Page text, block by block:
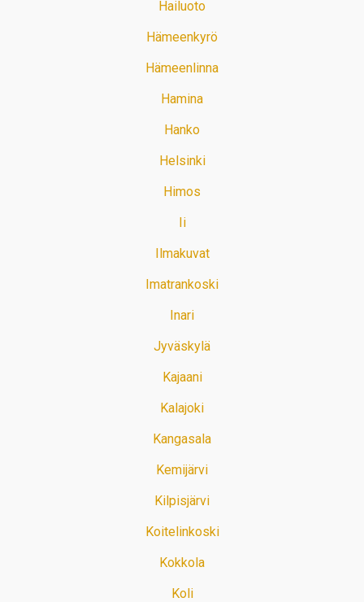
Hailuoto
Hämeenkyrö
Hämeenlinna
Hamina
Hanko
Helsinki
Himos
Ii
Ilmakuvat
Imatrankoski
Inari
Jyväskylä
Kajaani
Kalajoki
Kangasala
Kemijärvi
Kilpisjärvi
Koitelinkoski
Kokkola
Koli